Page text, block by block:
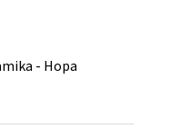
- Hopa